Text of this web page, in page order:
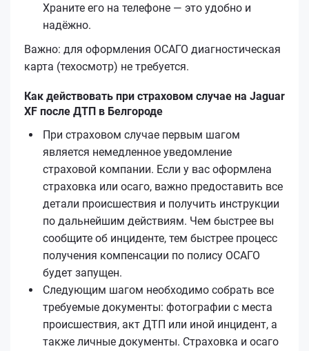
Храните его на телефоне — это удобно и
надёжно.
Важно: для оформления ОСАГО диагностическая
карта (техосмотр) не требуется.
Как действовать при страховом случае на Jaguar
XF после ДТП в Белгороде
При страховом случае первым шагом
является немедленное уведомление
страховой компании. Если у вас оформлена
страховка или осаго, важно предоставить все
детали происшествия и получить инструкции
по дальнейшим действиям. Чем быстрее вы
сообщите об инциденте, тем быстрее процесс
получения компенсации по полису ОСАГО
будет запущен.
Следующим шагом необходимо собрать все
требуемые документы: фотографии с места
происшествия, акт ДТП или иной инцидент, а
также личные документы. Страховка и осаго